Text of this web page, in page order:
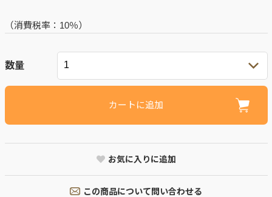
（消費税率： 10％）
数量
カートに追加
お気に入りに追加
この商品について問い合わせる